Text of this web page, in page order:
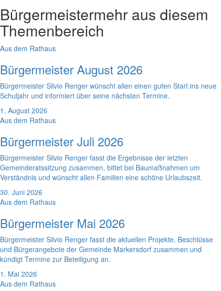
Bürgermeistermehr aus diesem
Themenbereich
Aus dem Rathaus
Bürgermeister August 2026
Bürgermeister Silvio Renger wünscht allen einen guten Start ins neue
Schuljahr und informiert über seine nächsten Termine.
1. August 2026
Aus dem Rathaus
Bürgermeister Juli 2026
Bürgermeister Silvio Renger fasst die Ergebnisse der letzten
Gemeinderatssitzung zusammen, bittet bei Baumaßnahmen um
Verständnis und wünscht allen Familien eine schöne Urlaubszeit.
30. Juni 2026
Aus dem Rathaus
Bürgermeister Mai 2026
Bürgermeister Silvio Renger fasst die aktuellen Projekte, Beschlüsse
und Bürgerangebote der Gemeinde Markersdorf zusammen und
kündigt Termine zur Beteiligung an.
1. Mai 2026
Aus dem Rathaus